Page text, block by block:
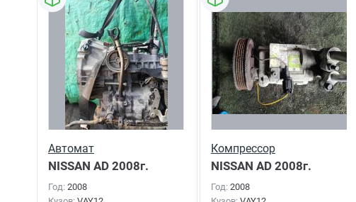
Автомат
NISSAN AD 2008г.
Год: 2008
Компрессор
кондиционера
NISSAN AD 2008г.
Год: 2008